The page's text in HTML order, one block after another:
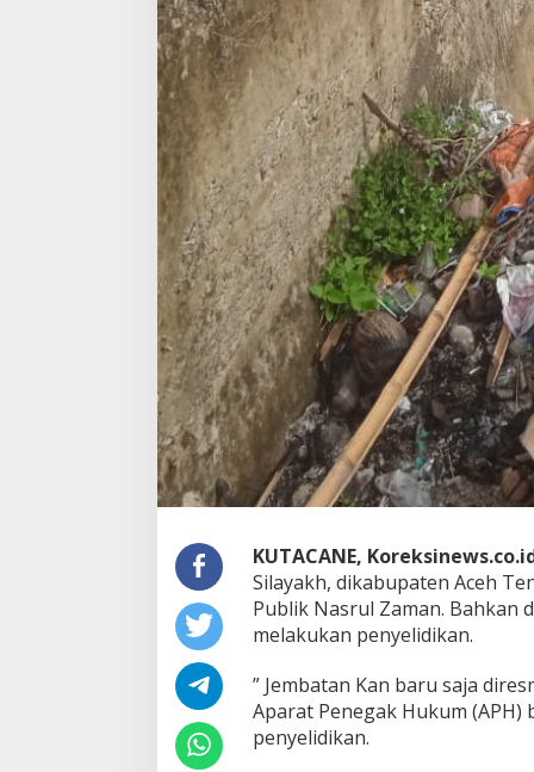
KUTACANE,
Silayakh, dikabupaten Aceh
Publik Nasrul Zaman. Bahkan
melakukan penyelidikan.
” Jembatan Kan baru saja
Aparat Penegak Hukum
penyelidikan.